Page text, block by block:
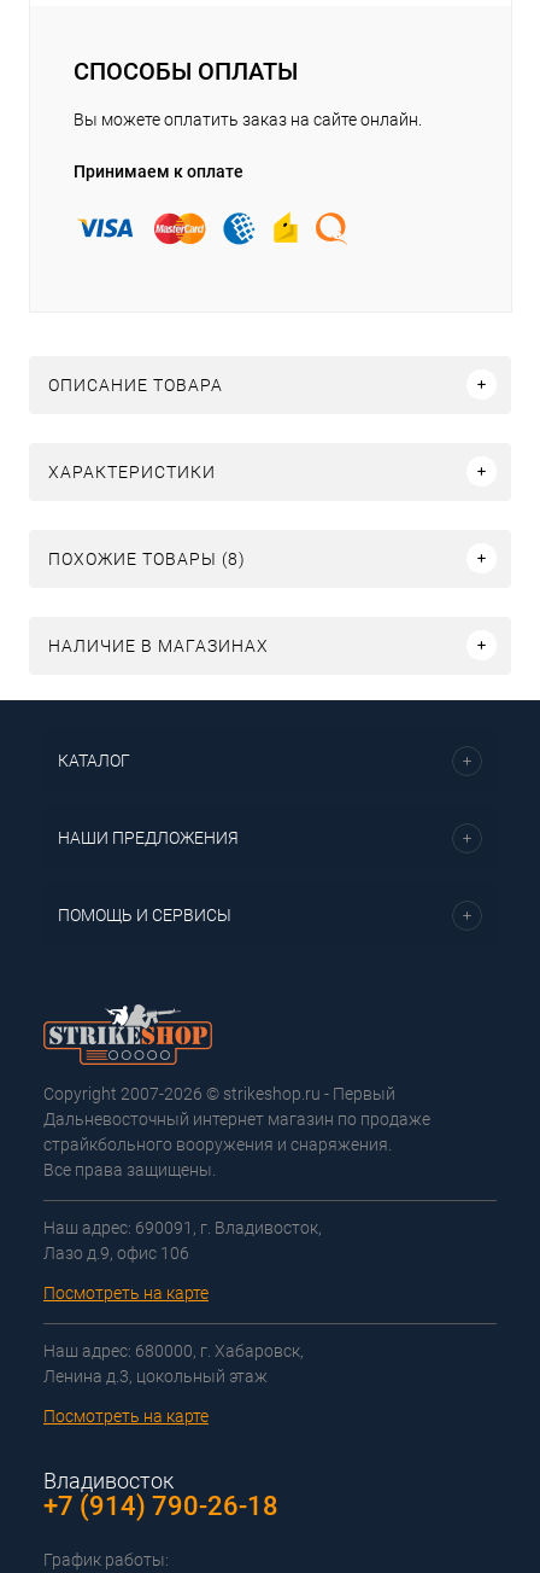
СПОСОБЫ ОПЛАТЫ
Вы можете оплатить заказ на сайте онлайн.
Принимаем к оплате
ОПИСАНИЕ ТОВАРА
ХАРАКТЕРИСТИКИ
ПОХОЖИЕ ТОВАРЫ (8)
НАЛИЧИЕ В МАГАЗИНАХ
КАТАЛОГ
НАШИ ПРЕДЛОЖЕНИЯ
ПОМОЩЬ И СЕРВИСЫ
Copyright 2007-2026 © strikeshop.ru - Первый
Дальневосточный интернет магазин по продаже
страйкбольного вооружения и снаряжения.
Все права защищены.
Наш адрес: 690091, г. Владивосток,
Лазо д.9, офис 106
Посмотреть на карте
Наш адрес: 680000, г. Хабаровск,
Ленина д.3, цокольный этаж
Посмотреть на карте
Владивосток
+7 (914) 790-26-18
График работы: